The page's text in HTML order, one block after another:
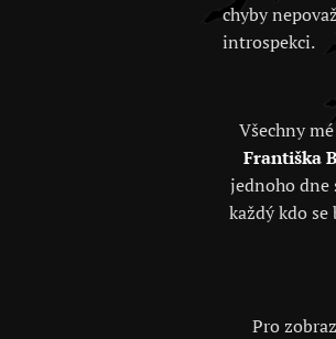
chyby
introspekci.
Všechny
Františka
jednoho dne
každý kdo
Pro